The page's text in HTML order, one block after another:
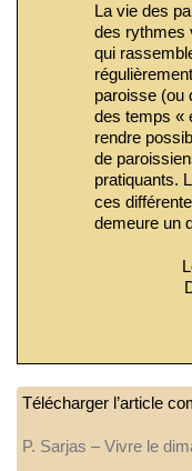
La vie des
des rythmes
qui
paroisse (ou
des temps «
rendre
de
pratiquants.
ces
demeure un
Télécharger l’article
P. Sarjas – Vivre le